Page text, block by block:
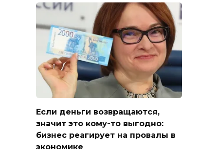
Если деньги возвращаются,
значит это кому-то выгодно:
бизнес реагирует на провалы в
экономике